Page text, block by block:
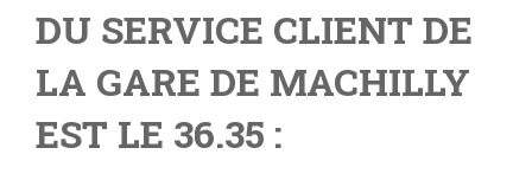
DU SERVICE CLIENT DE
LA GARE DE MACHILLY
EST LE 36.35 :